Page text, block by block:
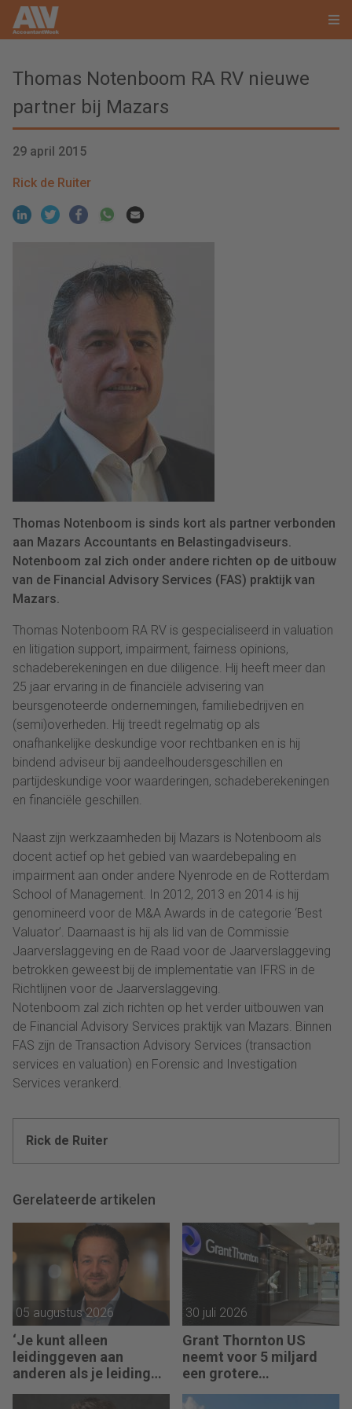
Thomas Notenboom RA RV nieuwe
partner bij Mazars
29 april 2015
Rick de Ruiter
Thomas Notenboom is sinds kort als partner verbonden
aan Mazars Accountants en Belastingadviseurs.
Notenboom zal zich onder andere richten op de uitbouw
van de Financial Advisory Services (FAS) praktijk van
Mazars.
Thomas Notenboom RA RV is gespecialiseerd in valuation
en litigation support, impairment, fairness opinions,
schadeberekeningen en due diligence. Hij heeft meer dan
25 jaar ervaring in de financiële advisering van
beursgenoteerde ondernemingen, familiebedrijven en
(semi)overheden. Hij treedt regelmatig op als
onafhankelijke deskundige voor rechtbanken en is hij
bindend adviseur bij aandeelhoudersgeschillen en
partijdeskundige voor waarderingen, schadeberekeningen
en financiële geschillen.
Naast zijn werkzaamheden bij Mazars is Notenboom als
docent actief op het gebied van waardebepaling en
impairment aan onder andere Nyenrode en de Rotterdam
School of Management. In 2012, 2013 en 2014 is hij
genomineerd voor de M&A Awards in de categorie ‘Best
Valuator’. Daarnaast is hij als lid van de Commissie
Jaarverslaggeving en de Raad voor de Jaarverslaggeving
betrokken geweest bij de implementatie van IFRS in de
Richtlijnen voor de Jaarverslaggeving.
Notenboom zal zich richten op het verder uitbouwen van
de Financial Advisory Services praktijk van Mazars. Binnen
FAS zijn de Transaction Advisory Services (transaction
services en valuation) en Forensic and Investigation
Services verankerd.
Rick de Ruiter
Gerelateerde artikelen
05 augustus 2026
‘Je kunt alleen
leidinggeven aan
anderen als je leiding
kunt geven aan jezelf’
30 juli 2026
Grant Thornton US
neemt voor 5 miljard
een grotere
accountantsketen over